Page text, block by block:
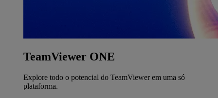
TeamViewer ONE
Explore todo o potencial do TeamViewer em uma só
plataforma.